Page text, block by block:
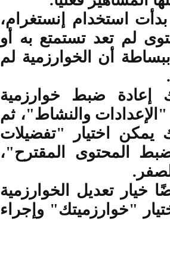
استخدام إنستغرام،
لم تعد تستمتع به أو
أن الخوارزمية لم
.
ضبط خوارزمية
والنشاط"، ثم
يمكن اختيار "تفضيلات
المحتوى المقترح"،
.
خيار تعديل الخوارزمية
"خوارزميتك" وإجراء